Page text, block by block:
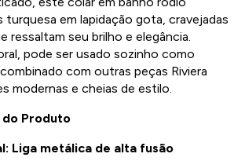
turquesa em lapidação gota, cravejadas
ressaltam seu brilho e elegância.
pode ser usado sozinho como
com outras peças Riviera
modernas e cheias de estilo.
Produto
Liga metálica de alta fusão